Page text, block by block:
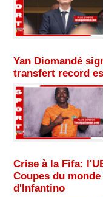
Yan Diomandé
transfert record
Crise à la Fifa:
Coupes du
d'Infantino